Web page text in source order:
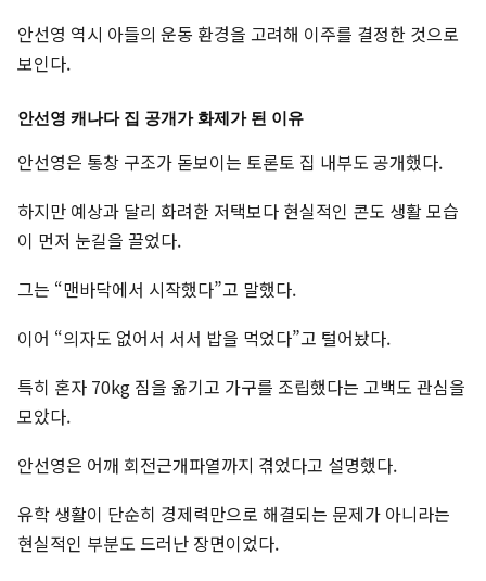
안선영 역시 아들의 운동 환경을 고려해 이주를 결정한 것으로
보인다.
안선영 캐나다 집 공개가 화제가 된 이유
안선영은 통창 구조가 돋보이는 토론토 집 내부도 공개했다.
하지만 예상과 달리 화려한 저택보다 현실적인 콘도 생활 모습
이 먼저 눈길을 끌었다.
그는 “맨바닥에서 시작했다”고 말했다.
이어 “의자도 없어서 서서 밥을 먹었다”고 털어놨다.
특히 혼자 70kg 짐을 옮기고 가구를 조립했다는 고백도 관심을
모았다.
안선영은 어깨 회전근개파열까지 겪었다고 설명했다.
유학 생활이 단순히 경제력만으로 해결되는 문제가 아니라는
현실적인 부분도 드러난 장면이었다.